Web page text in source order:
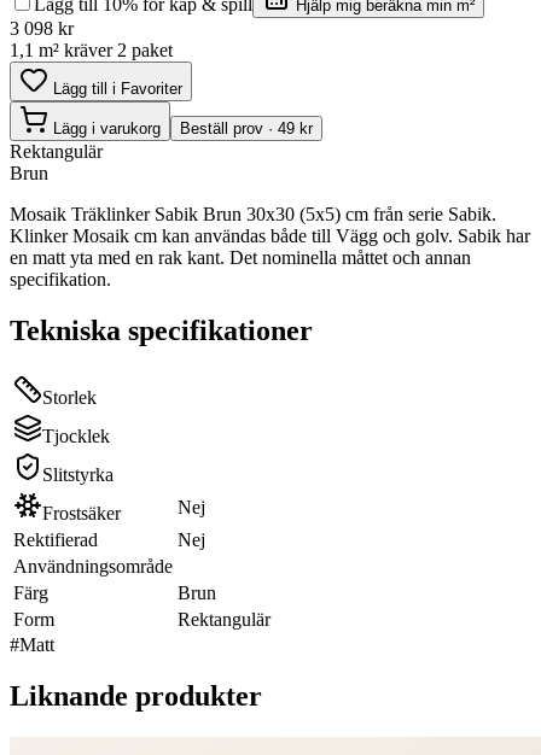
Hjälp mig beräkna min m²
3 098 kr
1,1 m² kräver 2 paket
Lägg till i Favoriter
Lägg i varukorg Beställ prov · 49 kr
Rektangulär
Brun
Mosaik Träklinker Sabik Brun 30x30 (5x5) cm från serie Sabik.
Klinker Mosaik cm kan användas både till Vägg och golv. Sabik har
en matt yta med en rak kant. Det nominella måttet och annan
specifikation.
Tekniska specifikationer
Storlek
Tjocklek
Slitstyrka
Frostsäker
Nej
Rektifierad
Nej
Användningsområde
Färg
Brun
Form
Rektangulär
#Matt
Liknande produkter